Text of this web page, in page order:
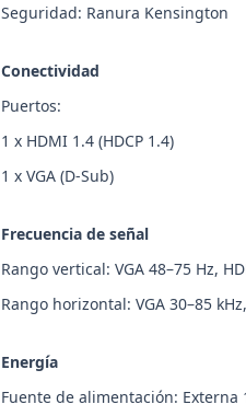
Seguridad: Ranura Kensington
Conectividad
Puertos:
1 x HDMI 1.4 (HDCP 1.4)
1 x VGA (D-Sub)
Frecuencia de señal
Rango vertical: VGA 48–75 Hz,
Rango horizontal: VGA 30–85
Energía
Fuente de alimentación: Externa